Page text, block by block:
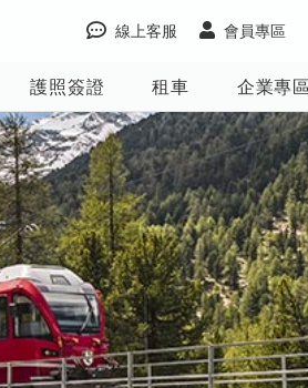
會員專區
線上客服
護照簽證 租車 企業專區